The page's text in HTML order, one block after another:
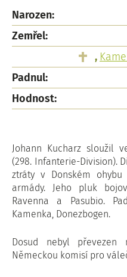
Narozen:
Zemřel:
,
Padnul:
Hodnost:
Johann Kucharz sloužil
(298. Infanterie-Division).
ztráty v Donském
armády. Jeho pluk
Ravenna a Pasubio.
Kamenka, Donezbogen.
Dosud nebyl převezen
Německou komisí pro